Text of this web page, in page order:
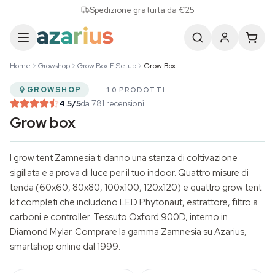
Spedizione gratuita da €25
Home Growshop Grow Box E Setup Grow Box
GROWSHOP 10 PRODOTTI
4.5/5da 781 recensioni
Grow box
I grow tent Zamnesia ti danno una stanza di coltivazione
sigillata e a prova di luce per il tuo indoor. Quattro misure di
tenda (60x60, 80x80, 100x100, 120x120) e quattro grow tent
kit completi che includono LED Phytonaut, estrattore, filtro a
carboni e controller. Tessuto Oxford 900D, interno in
Diamond Mylar. Comprare la gamma Zamnesia su Azarius,
smartshop online dal 1999.